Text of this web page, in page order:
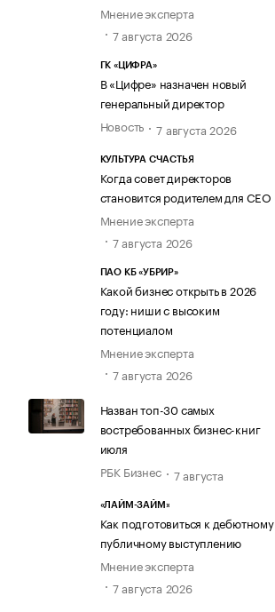
Мнение эксперта
7 августа 2026
ГК «ЦИФРА»
В «Цифре» назначен новый
генеральный директор
Новость
7 августа 2026
КУЛЬТУРА СЧАСТЬЯ
Когда совет директоров
становится родителем для CEO
Мнение эксперта
7 августа 2026
ПАО КБ «УБРИР»
Какой бизнес открыть в 2026
году: ниши с высоким
потенциалом
Мнение эксперта
7 августа 2026
Назван топ-30 самых
востребованных бизнес-книг
июля
РБК Бизнес
7 августа
«ЛАЙМ-ЗАЙМ»
Как подготовиться к дебютному
публичному выступлению
Мнение эксперта
7 августа 2026